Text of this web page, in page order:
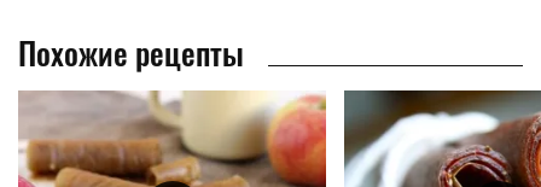
Похожие рецепты